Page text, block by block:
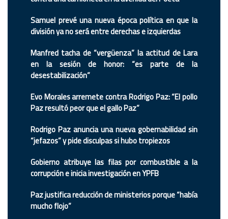
Samuel prevé una nueva época política en que la
división ya no será entre derechas e izquierdas
Manfred tacha de “vergüenza” la actitud de Lara
en la sesión de honor: “es parte de la
desestabilización”
Evo Morales arremete contra Rodrigo Paz: “El pollo
Paz resultó peor que el gallo Paz”
Rodrigo Paz anuncia una nueva gobernabilidad sin
“jefazos” y pide disculpas si hubo tropiezos
Gobierno atribuye las filas por combustible a la
corrupción e inicia investigación en YPFB
Paz justifica reducción de ministerios porque “había
mucho flojo”